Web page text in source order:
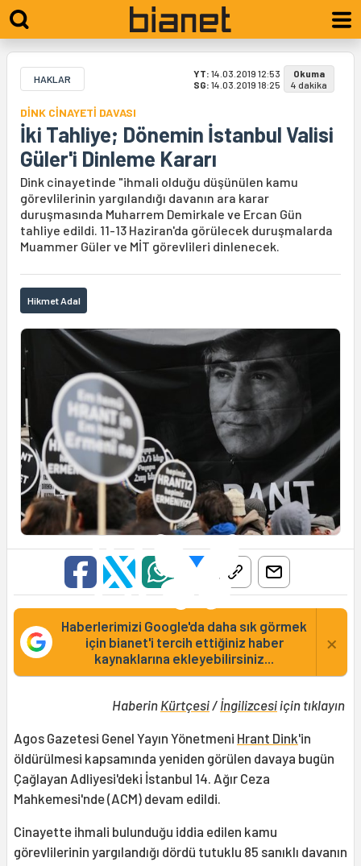
HAKLAR YT: 14.03.2019 12:53
SG: 14.03.2019 18:25
Okuma
4 dakika
DİNK CİNAYETİ DAVASI
İki Tahliye; Dönemin İstanbul Valisi
Güler'i Dinleme Kararı
Dink cinayetinde "ihmali olduğu düşünülen kamu
görevlilerinin yargılandığı davanın ara karar
duruşmasında Muharrem Demirkale ve Ercan Gün
tahliye edildi. 11-13 Haziran'da görülecek duruşmalarda
Muammer Güler ve MİT görevlileri dinlenecek.
Hikmet Adal
Haberlerimizi Google'da daha sık görmek
için bianet'i tercih ettiğiniz haber
kaynaklarına ekleyebilirsiniz...
×
Haberin Kürtçesi/ İngilizcesiiçin tıklayın
Agos Gazetesi Genel Yayın Yönetmeni Hrant Dink'in
öldürülmesi kapsamında yeniden görülen davaya bugün
Çağlayan Adliyesi'deki İstanbul 14. Ağır Ceza
Mahkemesi'nde (ACM) devam edildi.
Cinayette ihmali bulunduğu iddia edilen kamu
görevlilerinin yargılandığı dördü tutuklu 85 sanıklı davanın